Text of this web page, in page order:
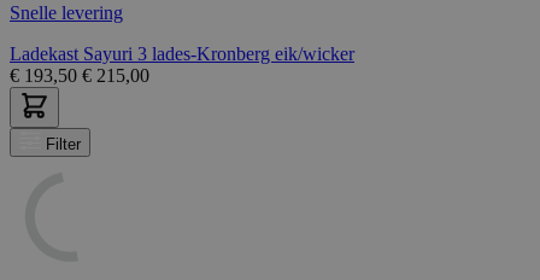
Snelle levering
Ladekast Sayuri 3 lades-Kronberg eik/wicker
€ 193,50 € 215,00
Filter